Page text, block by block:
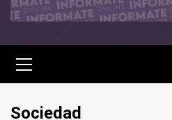
Sociedad